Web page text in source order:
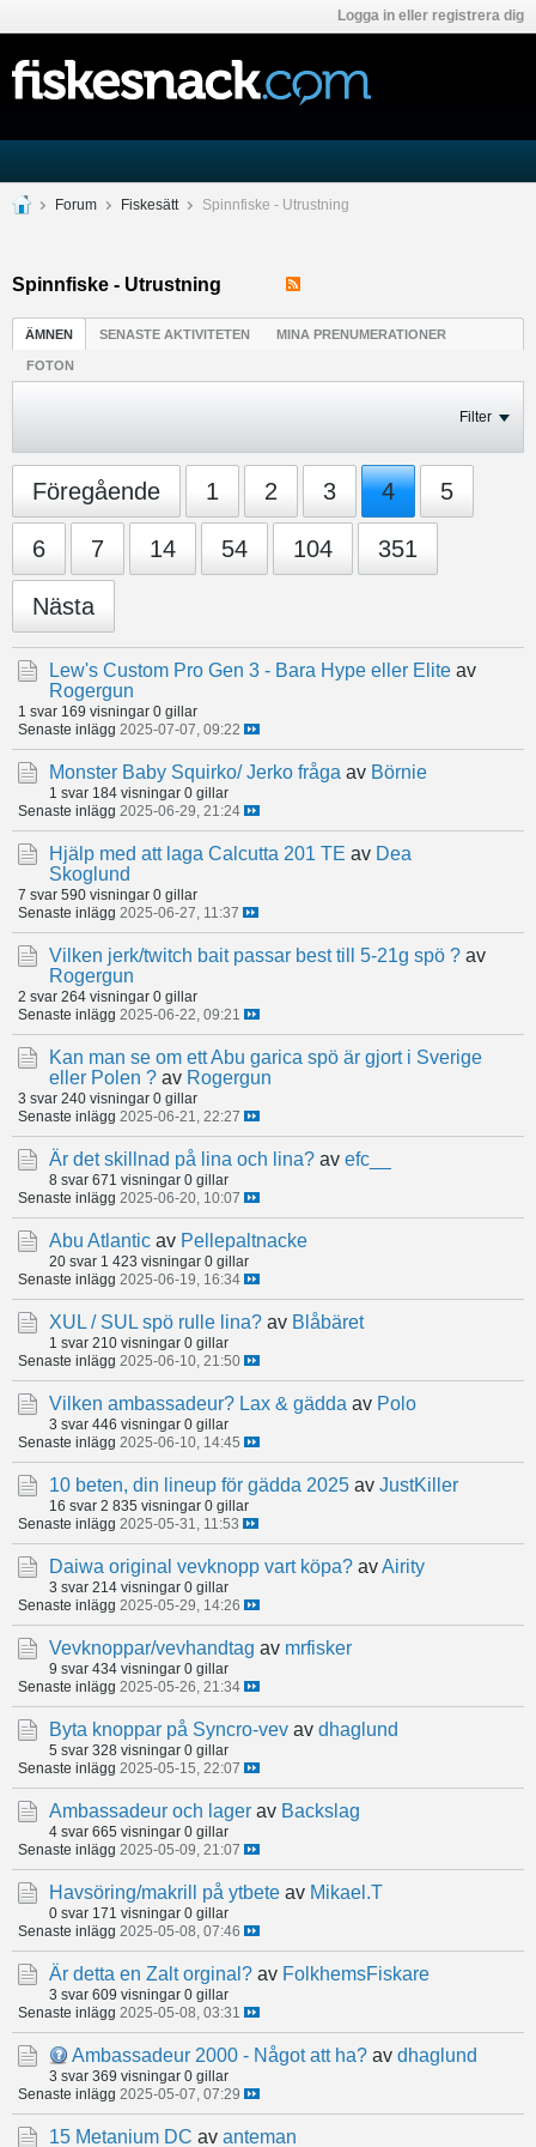
Logga in eller registrera dig
Forum Fiskesätt Spinnfiske - Utrustning
Spinnfiske - Utrustning
ÄMNEN SENASTE AKTIVITETEN MINA PRENUMERATIONER
FOTON
Filter
Föregående 1 2 3 4 5
6 7 14 54 104 351
Nästa
Lew's Custom Pro Gen 3 - Bara Hype eller Elite av
Rogergun
1 svar 169 visningar 0 gillar
Senaste inlägg 2025-07-07, 09:22
Monster Baby Squirko/ Jerko fråga av Börnie
1 svar 184 visningar 0 gillar
Senaste inlägg 2025-06-29, 21:24
Hjälp med att laga Calcutta 201 TE av Dea
Skoglund
7 svar 590 visningar 0 gillar
Senaste inlägg 2025-06-27, 11:37
Vilken jerk/twitch bait passar best till 5-21g spö ? av
Rogergun
2 svar 264 visningar 0 gillar
Senaste inlägg 2025-06-22, 09:21
Kan man se om ett Abu garica spö är gjort i Sverige
eller Polen ? av Rogergun
3 svar 240 visningar 0 gillar
Senaste inlägg 2025-06-21, 22:27
Är det skillnad på lina och lina? av efc__
8 svar 671 visningar 0 gillar
Senaste inlägg 2025-06-20, 10:07
Abu Atlantic av Pellepaltnacke
20 svar 1 423 visningar 0 gillar
Senaste inlägg 2025-06-19, 16:34
XUL / SUL spö rulle lina? av Blåbäret
1 svar 210 visningar 0 gillar
Senaste inlägg 2025-06-10, 21:50
Vilken ambassadeur? Lax & gädda av Polo
3 svar 446 visningar 0 gillar
Senaste inlägg 2025-06-10, 14:45
10 beten, din lineup för gädda 2025 av JustKiller
16 svar 2 835 visningar 0 gillar
Senaste inlägg 2025-05-31, 11:53
Daiwa original vevknopp vart köpa? avAirity
3 svar 214 visningar 0 gillar
Senaste inlägg 2025-05-29, 14:26
Vevknoppar/vevhandtag av mrfisker
9 svar 434 visningar 0 gillar
Senaste inlägg 2025-05-26, 21:34
Byta knoppar på Syncro-vev av dhaglund
5 svar 328 visningar 0 gillar
Senaste inlägg 2025-05-15, 22:07
Ambassadeur och lager av Backslag
4 svar 665 visningar 0 gillar
Senaste inlägg 2025-05-09, 21:07
Havsöring/makrill på ytbete av Mikael.T
0 svar 171 visningar 0 gillar
Senaste inlägg 2025-05-08, 07:46
Är detta en Zalt orginal? av FolkhemsFiskare
3 svar 609 visningar 0 gillar
Senaste inlägg 2025-05-08, 03:31
Ambassadeur 2000 - Något att ha? av dhaglund
3 svar 369 visningar 0 gillar
Senaste inlägg 2025-05-07, 07:29
15 Metanium DC av anteman